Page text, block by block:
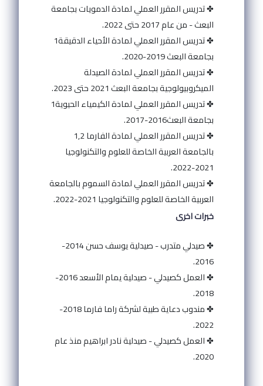
✤ تدريس المقرر العملي لمادة الدمويات بجامعة
البعث - من عام 2017 حتى 2022.
✤ تدريس المقرر العملي لمادة الأحياء الدقيقة1
بجامعة البعث 2019-2020.
✤ تدريس المقرر العملي لمادة الصيدلة
الميكروبيولوجية بجامعة البعث 2021 حتى 2023.
✤ تدريس المقرر العملي لمادة الكيمياء الحيوية1
بجامعة البعث2016-2017.
✤ تدريس المقرر العملي لمادة الفارما 1,2
بالجامعة العربية الخاصة للعلوم والتكنولوجيا
2021-2022.
✤ تدريس المقرر العملي لمادة السموم بالجامعة
العربية الخاصة للعلوم والتكنولوجيا 2021-2022.
خبرات اخرى
✤ صيدلي متدرب - صيدلية يوسف حسن 2014-
2016.
✤ العمل كصيدلي - صيدلية يمام الأسعد 2016-
2018.
✤ مندوب دعاية طبية لشركة راما فارما 2018-
2022.
✤ العمل كصيدلي - صيدلية نادر ابراهيم منذ عام
2020.